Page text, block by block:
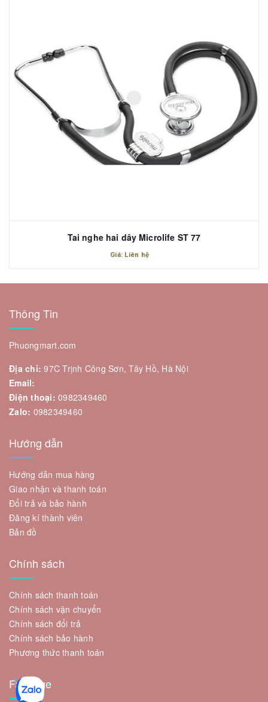
Tai nghe hai dây Microlife ST 77
Giá: Liên hệ
Thông Tin
Phuongmart.com
Địa chỉ: 97C Trịnh Công Sơn, Tây Hồ, Hà Nội
Email:
Điện thoại: 0982349460
Zalo: 0982349460
Hướng dẫn
Hướng dẫn mua hàng
Giao nhận và thanh toán
Đổi trả và bảo hành
Đăng kí thành viên
Bản đồ
Chính sách
Chính sách thanh toán
Chính sách vận chuyển
Chính sách đổi trả
Chính sách bảo hành
Phương thức thanh toán
Fanpage